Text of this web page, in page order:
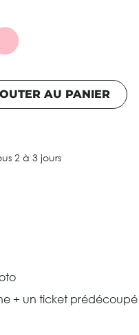
AU PANIER
2 à 3 jours
+ un ticket